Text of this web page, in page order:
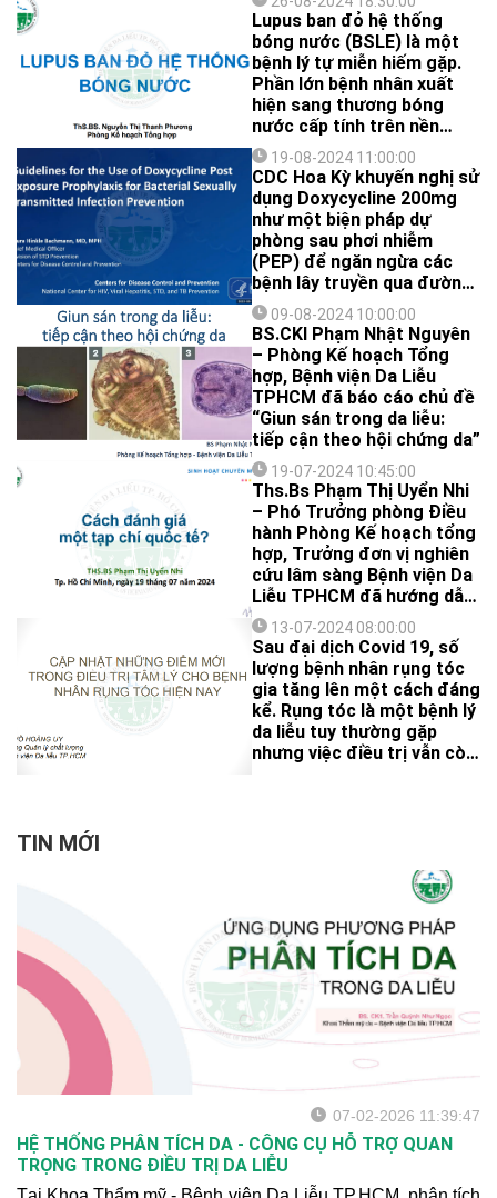
này gặp nhiều vấn đề khó
khăn.
Lupus ban đỏ hệ thống
bóng nước (BSLE) là một
bệnh lý tự miễn hiếm gặp.
Phần lớn bệnh nhân xuất
hiện sang thương bóng
nước cấp tính trên nền
bệnh cảnh lupus ban đỏ hệ
thống đã được chẩn đoán
trước đó. Bệnh sinh do sự
phân tách dưới thượng bì
thứ phát bởi kháng thể
kháng collagen type VII –
thành phần chính cấu tạo
nên sợi neo ở màng đáy.
19-08-2024 11:00:00
CDC Hoa Kỳ khuyến nghị sử
dụng Doxycycline 200mg
như một biện pháp dự
phòng sau phơi nhiễm
(PEP) để ngăn ngừa các
bệnh lây truyền qua đường
tình dục do vi khuẩn như
giang mai, chlamydia và
lậu.
09-08-2024 10:00:00
BS.CKI Phạm Nhật Nguyên
– Phòng Kế hoạch Tổng
hợp, Bệnh viện Da Liễu
TPHCM đã báo cáo chủ đề
“Giun sán trong da liễu:
tiếp cận theo hội chứng da”
19-07-2024 10:45:00
Ths.Bs Phạm Thị Uyển Nhi
– Phó Trưởng phòng Điều
hành Phòng Kế hoạch tổng
hợp, Trưởng đơn vị nghiên
cứu lâm sàng Bệnh viện Da
Liễu TPHCM đã hướng dẫn
cách đánh giá một tạp chí
khoa học uy tín.
13-07-2024 08:00:00
Sau đại dịch Covid 19, số
lượng bệnh nhân rụng tóc
gia tăng lên một cách đáng
kể. Rụng tóc là một bệnh lý
da liễu tuy thường gặp
nhưng việc điều trị vẫn còn
TIN MỚI
07-02-2026 11:39:47
HỆ THỐNG PHÂN TÍCH DA - CÔNG CỤ HỖ TRỢ QUAN
TRỌNG TRONG ĐIỀU TRỊ DA LIỄU